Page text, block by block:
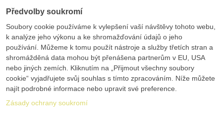
Předvolby soukromí
Soubory cookie používáme k vylepšení vaší návštěvy tohoto webu,
k analýze jeho výkonu a ke shromažďování údajů o jeho
používání. Můžeme k tomu použít nástroje a služby třetích stran a
shromážděná data mohou být přenášena partnerům v EU, USA
nebo jiných zemích. Kliknutím na „Přijmout všechny soubory
cookie“ vyjadřujete svůj souhlas s tímto zpracováním. Níže můžete
najít podrobné informace nebo upravit své preference.
Zásady ochrany soukromí